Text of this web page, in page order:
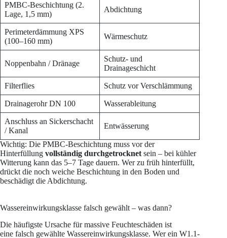
PMBC-Beschichtung (2.
Lage, 1,5 mm)
Abdichtung
Perimeterdämmung XPS
(100–160 mm)
Wärmeschutz
Noppenbahn / Dränage
Schutz- und
Drainageschicht
Filterflies Schutz vor Verschlämmung
Drainagerohr DN 100 Wasserableitung
Anschluss an Sickerschacht
/ Kanal
Entwässerung
Wichtig: Die PMBC-Beschichtung muss vor der
Hinterfüllung vollständig durchgetrocknet sein – bei kühler
Witterung kann das 5–7 Tage dauern. Wer zu früh hinterfüllt,
drückt die noch weiche Beschichtung in den Boden und
beschädigt die Abdichtung.
Wassereinwirkungsklasse falsch gewählt – was dann?
Die häufigste Ursache für massive Feuchteschäden ist
eine falsch gewählte Wassereinwirkungsklasse. Wer ein W1.1-